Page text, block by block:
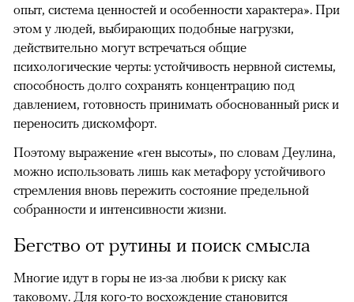
опыт, система ценностей и особенности характера». При
этом у людей, выбирающих подобные нагрузки,
действительно могут встречаться общие
психологические черты: устойчивость нервной системы,
способность долго сохранять концентрацию под
давлением, готовность принимать обоснованный риск и
переносить дискомфорт.
Поэтому выражение «ген высоты», по словам Деулина,
можно использовать лишь как метафору устойчивого
стремления вновь пережить состояние предельной
собранности и интенсивности жизни.
Бегство от рутины и поиск смысла
Многие идут в горы не из-за любви к риску как
таковому. Для кого-то восхождение становится